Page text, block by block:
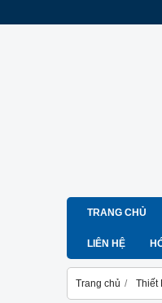
TRANG CHỦ
LIÊN HỆ
Trang chủ Thiết